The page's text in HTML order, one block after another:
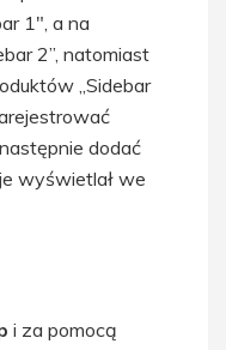
1″, a na
2”, natomiast
„Sidebar
dodać
wyświetlał we
i za pomocą